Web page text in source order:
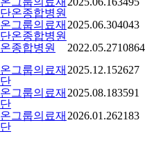
단온종합병원
온그룹의료재
단온종합병원
2025.06.304043
온종합병원 2022.05.2710864
온그룹의료재
단
2025.12.152627
온그룹의료재
단
2025.08.183591
온그룹의료재
단
2026.01.262183